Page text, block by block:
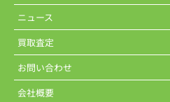
ニュース
買取査定
お問い合わせ
会社概要